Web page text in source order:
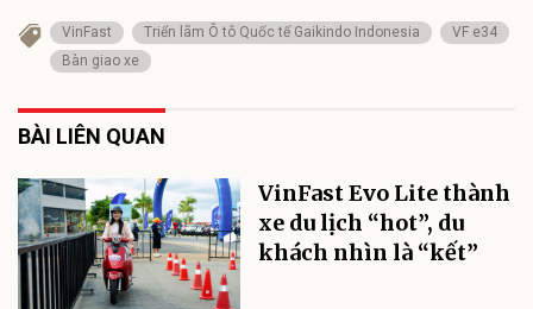
VinFast Triển lãm Ô tô Quốc tế Gaikindo Indonesia
VF e34
Bàn giao xe
BÀI LIÊN QUAN
VinFast Evo Lite thành
xe du lịch “hot”, du
khách nhìn là “kết”